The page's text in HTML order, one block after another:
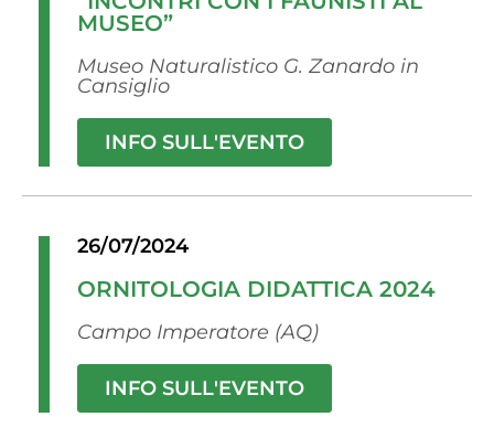
MUSEO”
Museo Naturalistico G. Zanardo in
Cansiglio
INFO SULL'EVENTO
26/07/2024
ORNITOLOGIA DIDATTICA 2024
Campo Imperatore (AQ)
INFO SULL'EVENTO